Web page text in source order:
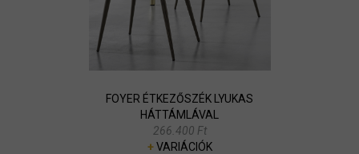
FOYER ÉTKEZŐSZÉK LYUKAS
HÁTTÁMLÁVAL
266.400 Ft
+VARIÁCIÓK